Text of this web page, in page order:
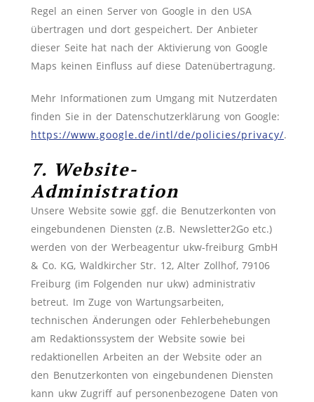
Regel an einen Server von Google in den USA
übertragen und dort gespeichert. Der Anbieter
dieser Seite hat nach der Aktivierung von Google
Maps keinen Einfluss auf diese Datenübertragung.
Mehr Informationen zum Umgang mit Nutzerdaten
finden Sie in der Datenschutzerklärung von Google:
https://www.google.de/intl/de/policies/privacy/.
7. Website-
Administration
Unsere Website sowie ggf. die Benutzerkonten von
eingebundenen Diensten (z.B. Newsletter2Go etc.)
werden von der Werbeagentur ukw-freiburg GmbH
& Co. KG, Waldkircher Str. 12, Alter Zollhof, 79106
Freiburg (im Folgenden nur ukw) administrativ
betreut. Im Zuge von Wartungsarbeiten,
technischen Änderungen oder Fehlerbehebungen
am Redaktionssystem der Website sowie bei
redaktionellen Arbeiten an der Website oder an
den Benutzerkonten von eingebundenen Diensten
kann ukw Zugriff auf personenbezogene Daten von